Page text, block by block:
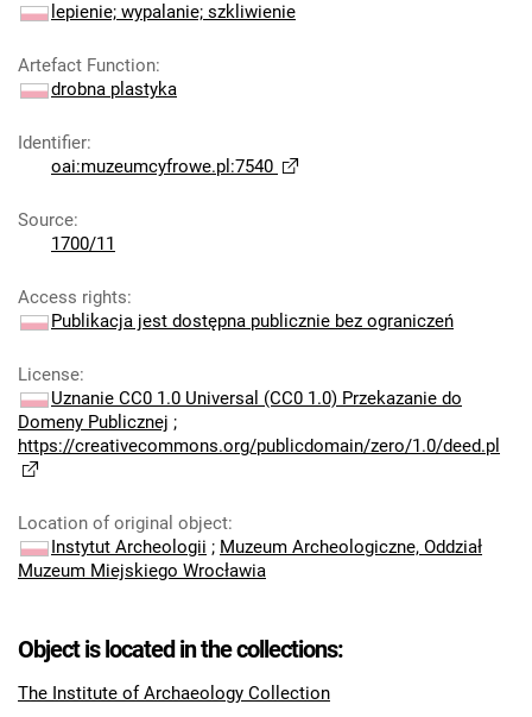
lepienie; wypalanie; szkliwienie
Artefact Function:
drobna plastyka
Identifier:
oai:muzeumcyfrowe.pl:7540
Source:
1700/11
Access rights:
Publikacja jest dostępna publicznie bez ograniczeń
License:
Uznanie CC0 1.0 Universal (CC0 1.0) Przekazanie do
Domeny Publicznej ;
https://creativecommons.org/publicdomain/zero/1.0/deed.pl
Location of original object:
Instytut Archeologii ; Muzeum Archeologiczne, Oddział
Muzeum Miejskiego Wrocławia
Object is located in the collections:
The Institute of Archaeology Collection